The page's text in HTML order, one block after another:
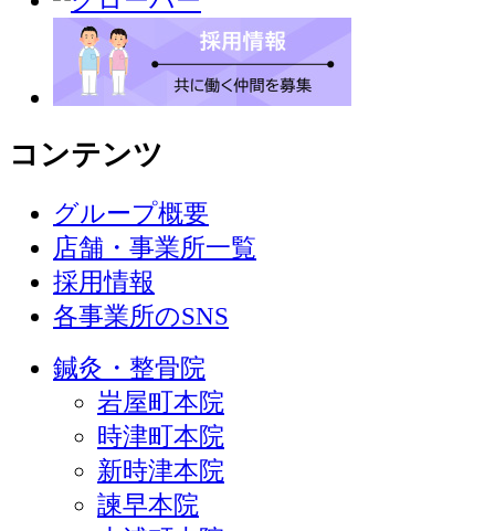
コンテンツ
グループ概要
店舗・事業所一覧
採用情報
各事業所のSNS
鍼灸・整骨院
岩屋町本院
時津町本院
新時津本院
諫早本院